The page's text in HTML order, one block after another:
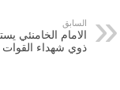
السابق
الامام الخامنئي
ذوي شهداء القوات